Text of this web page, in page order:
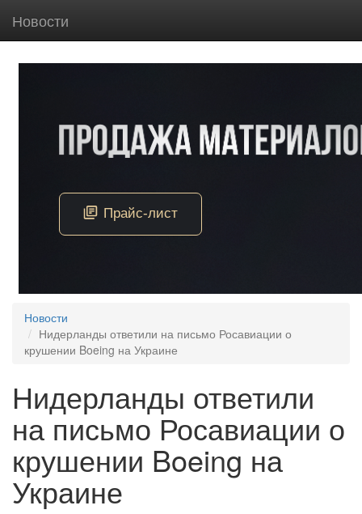
Новости
Новости
Нидерланды ответили на письмо Росавиации о
крушении Boeing на Украине
Нидерланды ответили
на письмо Росавиации о
крушении Boeing на
Украине